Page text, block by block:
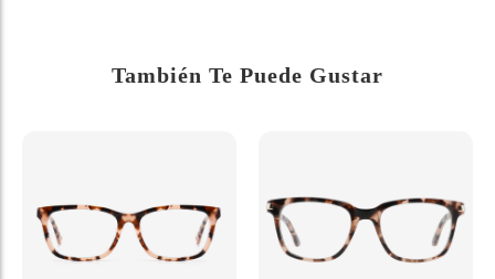
También Te Puede Gustar